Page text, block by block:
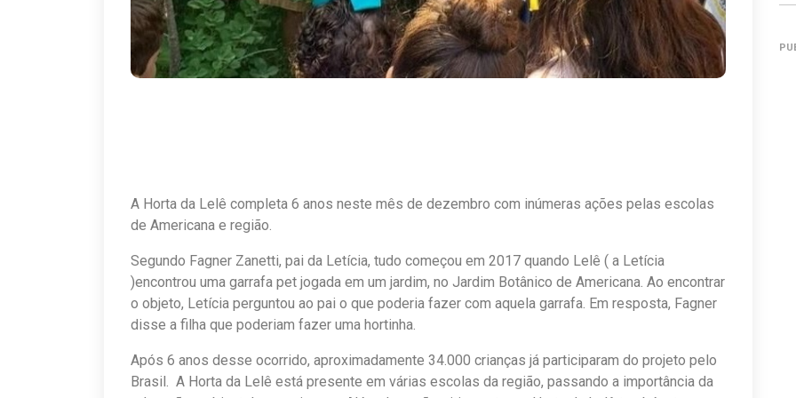
A Horta da Lelê completa 6 anos neste mês de dezembro com inúmeras ações pelas escolas
de Americana e região.
Segundo Fagner Zanetti, pai da Letícia, tudo começou em 2017 quando Lelê ( a Letícia
)encontrou uma garrafa pet jogada em um jardim, no Jardim Botânico de Americana. Ao encontrar
o objeto, Letícia perguntou ao pai o que poderia fazer com aquela garrafa. Em resposta, Fagner
disse a filha que poderiam fazer uma hortinha.
Após 6 anos desse ocorrido, aproximadamente 34.000 crianças já participaram do projeto pelo
Brasil. A Horta da Lelê está presente em várias escolas da região, passando a importância da